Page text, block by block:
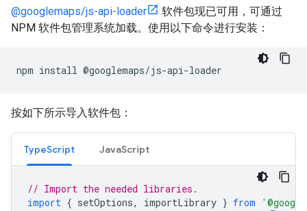
@googlemaps/js-api-loader
软件包现已可用，可通过
NPM 软件包管理系统加载。使用以下命令进行安装：
npm install @googlemaps/js-api-loader
按如下所示导入软件包：
TypeScript JavaScript
// Import the needed libraries.
import { setOptions, importLibrary } from